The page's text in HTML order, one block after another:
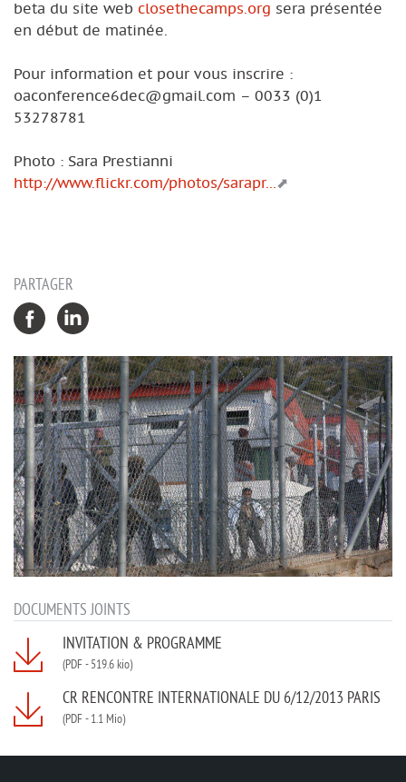
beta du site web closethecamps.org sera présentée
en début de matinée.
Pour information et pour vous inscrire :
oaconference6dec@gmail.com – 0033 (0)1
53278781
Photo : Sara Prestianni
http://www.flickr.com/photos/sarapr...
PARTAGER
DOCUMENTS JOINTS
INVITATION & PROGRAMME
(PDF-519.6 kio)
CR RENCONTRE INTERNATIONALE DU 6/12/2013 PARIS
(PDF-1.1 Mio)